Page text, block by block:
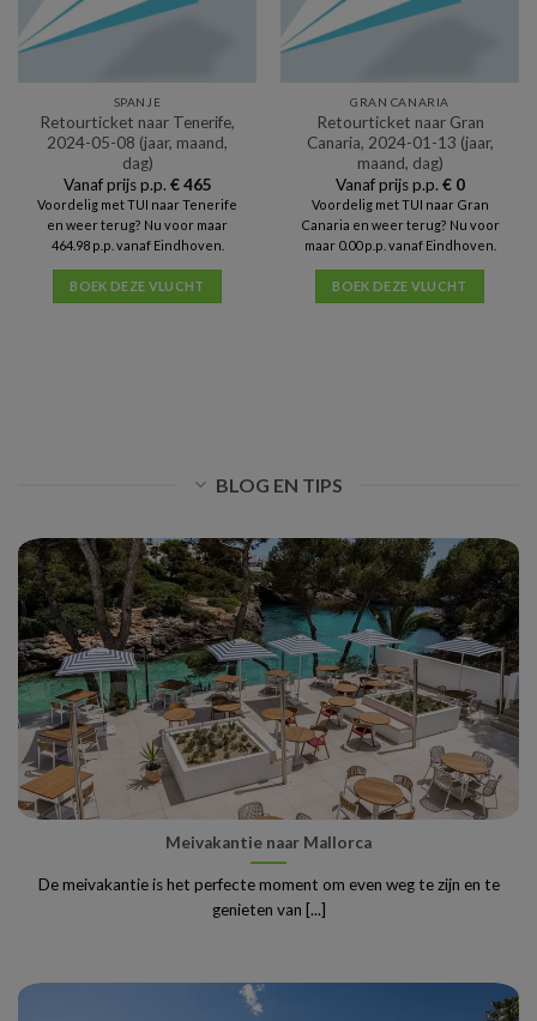
SPANJE
Retourticket naar Tenerife,
2024-05-08 (jaar, maand,
dag)
Vanaf prijs p.p. €465
Voordelig met TUI naar Tenerife
en weer terug? Nu voor maar
464.98 p.p. vanaf Eindhoven.
BOEK DEZE VLUCHT
GRAN CANARIA
Retourticket naar Gran
Canaria, 2024-01-13 (jaar,
maand, dag)
Vanaf prijs p.p. €0
Voordelig met TUI naar Gran
Canaria en weer terug? Nu voor
maar 0.00 p.p. vanaf Eindhoven.
BOEK DEZE VLUCHT
BLOG EN TIPS
Meivakantie naar Mallorca
De meivakantie is het perfecte moment om even weg te zijn en te
genieten van [...]